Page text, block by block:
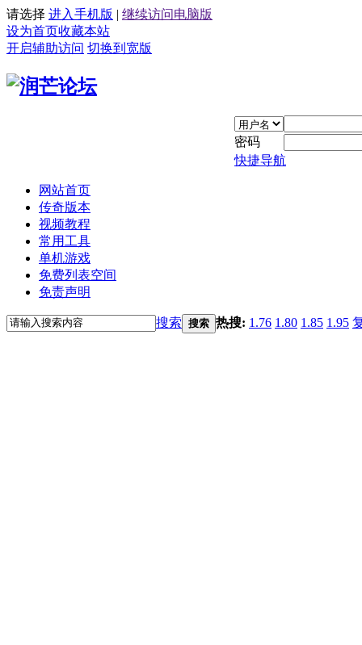
请选择 进入手机版 | 继续访问电脑版
设为首页收藏本站
开启辅助访问 切换到宽版
密码
快捷导航
网站首页
传奇版本
视频教程
常用工具
单机游戏
免费列表空间
免责声明
搜索 搜索 热搜: 1.76 1.80 1.85 1.95